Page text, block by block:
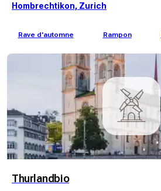
Hombrechtikon, Zurich
Rave d'automne Rampon
Thurlandbio